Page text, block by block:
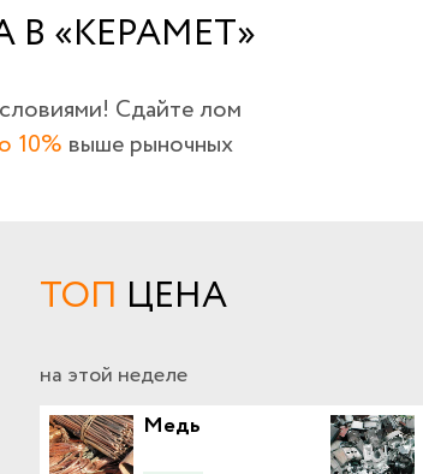
«КЕРАМЕТ»
Сдайте лом
10% выше рыночных
ТОП ЦЕНА
на этой неделе
Медь